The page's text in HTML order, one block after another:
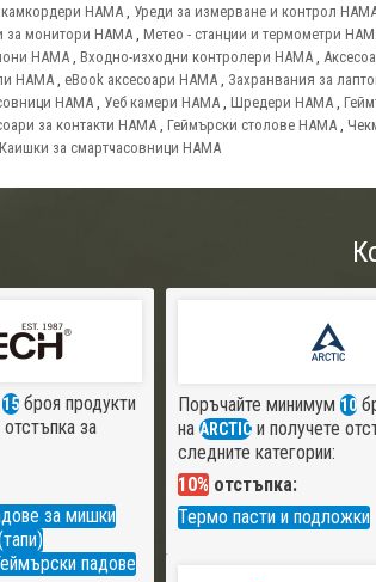
HAMA Уреди за измерване и контрол
за монитори HAMA Метео - станции и термометри
HAMA Входно-изходни контролери HAMA
HAMA eBook аксесоари HAMA Захранвания за
HAMA Уеб камери HAMA Шредери HAMA
за контакти HAMA Геймърски столове HAMA
Каишки за смартчасовници HAMA
15 броя продукти
за
за мишки
падове
Поръчайте минимум 10
на ARCTICи получете
следните категории:
10% отстъпка:
Термо пасти и подложки